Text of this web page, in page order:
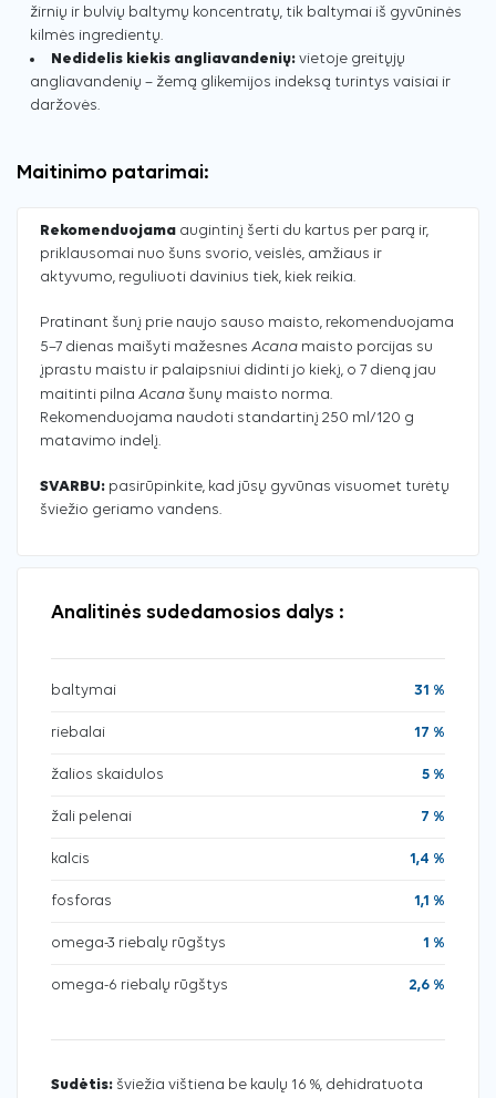
žirnių ir bulvių baltymų koncentratų, tik baltymai iš gyvūninės
kilmės ingredientų.
Nedidelis kiekis angliavandenių: vietoje greitųjų
angliavandenių – žemą glikemijos indeksą turintys vaisiai ir
daržovės.
Maitinimo patarimai:
Rekomenduojama augintinį šerti du kartus per parą ir,
priklausomai nuo šuns svorio, veislės, amžiaus ir
aktyvumo, reguliuoti davinius tiek, kiek reikia.
Pratinant šunį prie naujo sauso maisto, rekomenduojama
5–7 dienas maišyti mažesnes Acana maisto porcijas su
įprastu maistu ir palaipsniui didinti jo kiekį, o 7 dieną jau
maitinti pilna Acana šunų maisto norma.
Rekomenduojama naudoti standartinį 250 ml/120 g
matavimo indelį.
SVARBU: pasirūpinkite, kad jūsų gyvūnas visuomet turėtų
šviežio geriamo vandens.
Analitinės sudedamosios dalys :
baltymai 31 %
riebalai 17 %
žalios skaidulos 5 %
žali pelenai 7 %
kalcis 1,4 %
fosforas 1,1 %
omega-3 riebalų rūgštys 1 %
omega-6 riebalų rūgštys 2,6 %
Sudėtis: šviežia vištiena be kaulų 16 %, dehidratuota